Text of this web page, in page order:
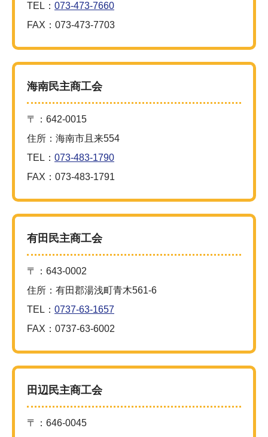
TEL： 073-473-7660
FAX：073-473-7703
海南民主商工会
〒：642-0015
住所：海南市且来554
TEL： 073-483-1790
FAX：073-483-1791
有田民主商工会
〒：643-0002
住所：有田郡湯浅町青木561-6
TEL： 0737-63-1657
FAX：0737-63-6002
田辺民主商工会
〒：646-0045